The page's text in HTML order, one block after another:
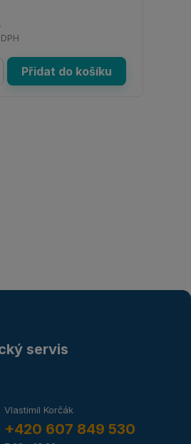
Přidat do košíku
servis
Vlastimil Korčák
+420 607 849 530